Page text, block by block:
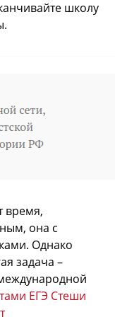
школу
время,
она с
Однако
задача –
ЕГЭ Стеши